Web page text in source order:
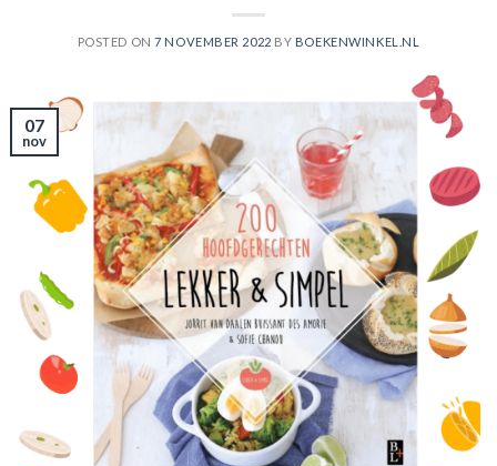
POSTED ON7 NOVEMBER 2022 BY BOEKENWINKEL.NL
07
nov